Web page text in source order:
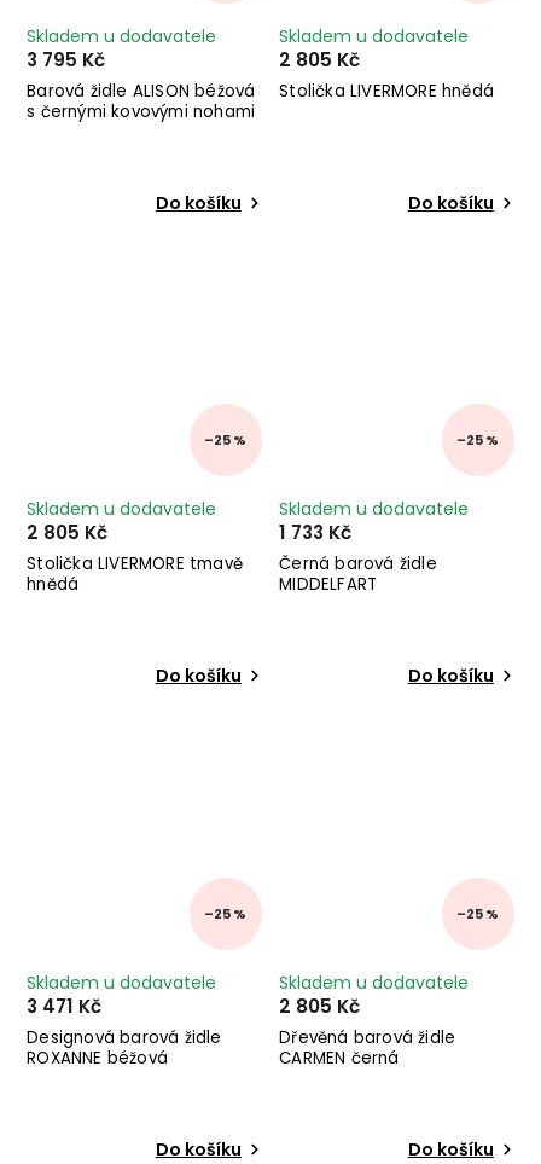
Barová židle ALISON béžová
s černými kovovými nohami
Skladem u dodavatele
3 795 Kč
Do košíku
Stolička LIVERMORE hnědá
Skladem u dodavatele
2 805 Kč
Do košíku
–25 %
Stolička LIVERMORE tmavě
hnědá
Skladem u dodavatele
2 805 Kč
Do košíku
–25 %
Černá barová židle
MIDDELFART
Skladem u dodavatele
1 733 Kč
Do košíku
–25 %
Designová barová židle
ROXANNE béžová
Skladem u dodavatele
3 471 Kč
Do košíku
–25 %
Dřevěná barová židle
CARMEN černá
Skladem u dodavatele
2 805 Kč
Do košíku